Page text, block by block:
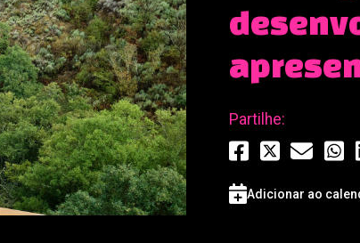
Partilhe:
Adicionar ao